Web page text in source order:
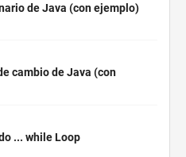
de Java (con ejemplo)
cambio de Java (con
... while Loop